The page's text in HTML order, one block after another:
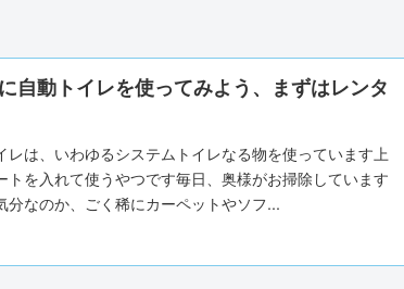
自動トイレを使ってみよう、まずはレンタ
レは、いわゆるシステムトイレなる物を使っています上
トを入れて使うやつです毎日、奥様がお掃除しています
分なのか、ごく稀にカーペットやソフ...